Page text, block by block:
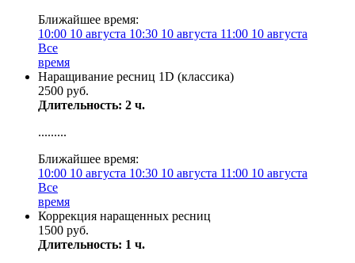
Ближайшее время:
10:00 10 августа 10:30 10 августа 11:00 10 августа
Все
время
Наращивание ресниц 1D (классика)
2500 руб.
Длительность: 2 ч.
.........
Ближайшее время:
10:00 10 августа 10:30 10 августа 11:00 10 августа
Все
время
Коррекция наращенных ресниц
1500 руб.
Длительность: 1 ч.